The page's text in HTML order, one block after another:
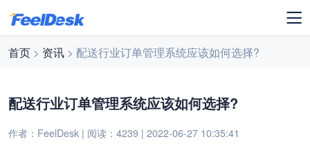
首页 > 资讯 > 配送行业订单管理系统应该如何选择?
配送行业订单管理系统应该如何选择?
作者：FeelDesk | 阅读：4239 | 2022-06-27 10:35:41